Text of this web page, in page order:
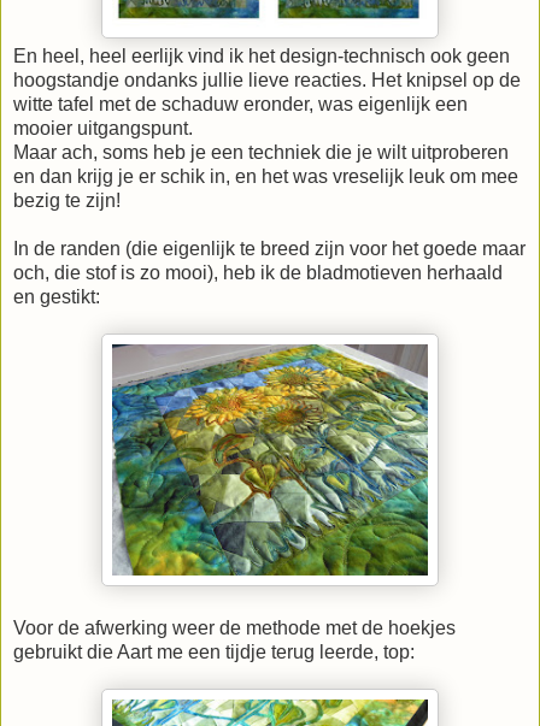
En heel, heel eerlijk vind ik het design-technisch ook geen
hoogstandje ondanks jullie lieve reacties. Het knipsel op de
witte tafel met de schaduw eronder, was eigenlijk een
mooier uitgangspunt.
Maar ach, soms heb je een techniek die je wilt uitproberen
en dan krijg je er schik in, en het was vreselijk leuk om mee
bezig te zijn!
In de randen (die eigenlijk te breed zijn voor het goede maar
och, die stof is zo mooi), heb ik de bladmotieven herhaald
en gestikt:
Voor de afwerking weer de methode met de hoekjes
gebruikt die Aart me een tijdje terug leerde, top: